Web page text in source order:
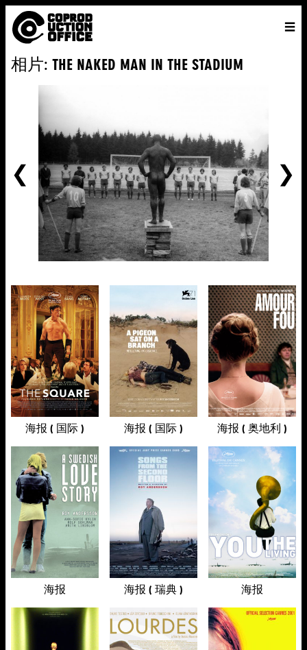
中
文
主页
ENGLISH
相片: THE NAKED MAN IN THE STADIUM
海报 ( 国际 ) 海报 ( 国际 ) 海报 ( 奥地利 )
海报 海报 ( 瑞典 ) 海报
前
一
个